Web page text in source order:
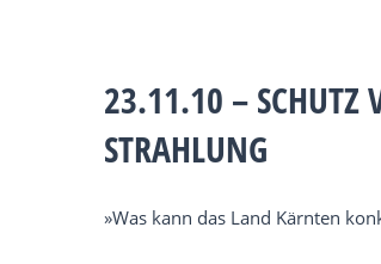
23.11.10 – SCHUTZ
STRAHLUNG
»Was kann das Land Kärnten